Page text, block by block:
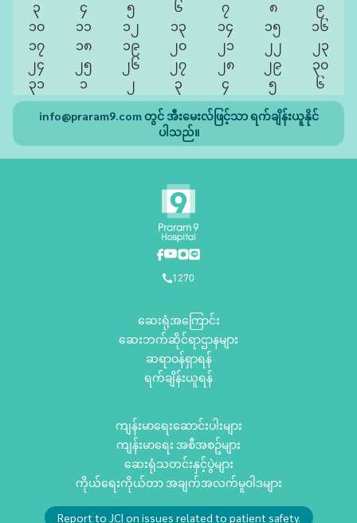
၃
၄ ၅ ၆ ၇ ၈
၉
၁၀
၁၁ ၁၂ ၁၃ ၁၄ ၁၅
၁၆
၁၇
၁၈ ၁၉ ၂၀ ၂၁ ၂၂
၂၃
၂၄
၂၅ ၂၆ ၂၇ ၂၈ ၂၉
၃၀
၃၁
၁ ၂ ၃ ၄ ၅ ၆
info@praram9.comတွင် အီးမေးလ်ဖြင့်သာ ရက်ချိန်းယူနိုင်
ပါသည်။
1270
ဆေးရုံအကြောင်း
ဆေးဘက်ဆိုင်ရာဌာနများ
ဆရာဝန်ရှာရန်
ရက်ချိန်းယူရန်
ကျန်းမာရေးဆောင်းပါးများ
ကျန်းမာရေး အစီအစဥ်များ
ဆေးရုံသတင်းနှင့်ပွဲများ
ကိုယ်ရေးကိုယ်တာ အချက်အလက်မူဝါဒများ
Report to JCI on issues related to patient safety.